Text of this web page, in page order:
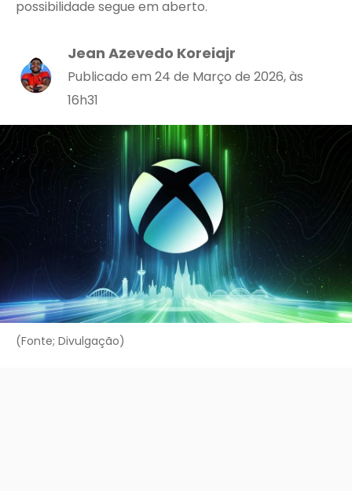
possibilidade segue em aberto.
Jean Azevedo Koreiajr
Publicado em 24 de Março de 2026, às
16h31
(Fonte; Divulgação)